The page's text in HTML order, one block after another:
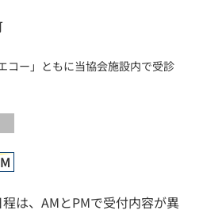
コー」ともに当協会施設内で受診
は、AMとPMで受付内容が異